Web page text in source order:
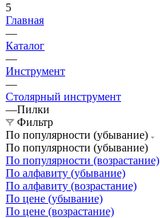
5
Главная
—
Каталог
—
Инструмент
—
Столярный инструмент
—Пилки
Фильтр
По популярности (убывание)
По популярности (убывание)
По популярности (возрастание)
По алфавиту (убывание)
По алфавиту (возрастание)
По цене (убывание)
По цене (возрастание)